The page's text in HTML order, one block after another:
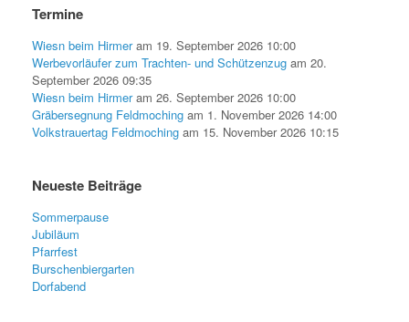
Termine
Wiesn beim Hirmeram 19. September 2026 10:00
Werbevorläufer zum Trachten- und Schützenzug am 20.
September 2026 09:35
Wiesn beim Hirmeram 26. September 2026 10:00
Gräbersegnung Feldmoching am 1. November 2026 14:00
Volkstrauertag Feldmoching am 15. November 2026 10:15
Neueste Beiträge
Sommerpause
Jubiläum
Pfarrfest
Burschenbiergarten
Dorfabend